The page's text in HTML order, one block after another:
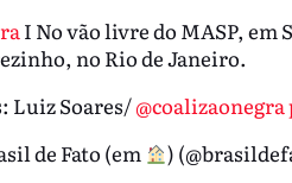
I No vão livre do MASP, em
no Rio de Janeiro.
Luiz Soares/@coalizaonegra
de Fato (em
)